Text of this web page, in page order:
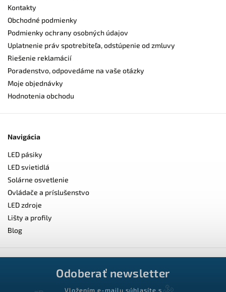
Kontakty
Obchodné podmienky
Podmienky ochrany osobných údajov
Uplatnenie práv spotrebiteľa, odstúpenie od zmluvy
Riešenie reklamácií
Poradenstvo, odpovedáme na vaše otázky
Moje objednávky
Hodnotenia obchodu
Navigácia
LED pásiky
LED svietidlá
Solárne osvetlenie
Ovládače a príslušenstvo
LED zdroje
Lišty a profily
Blog
Odoberať newsletter
Vložením e-mailu súhlasíte s